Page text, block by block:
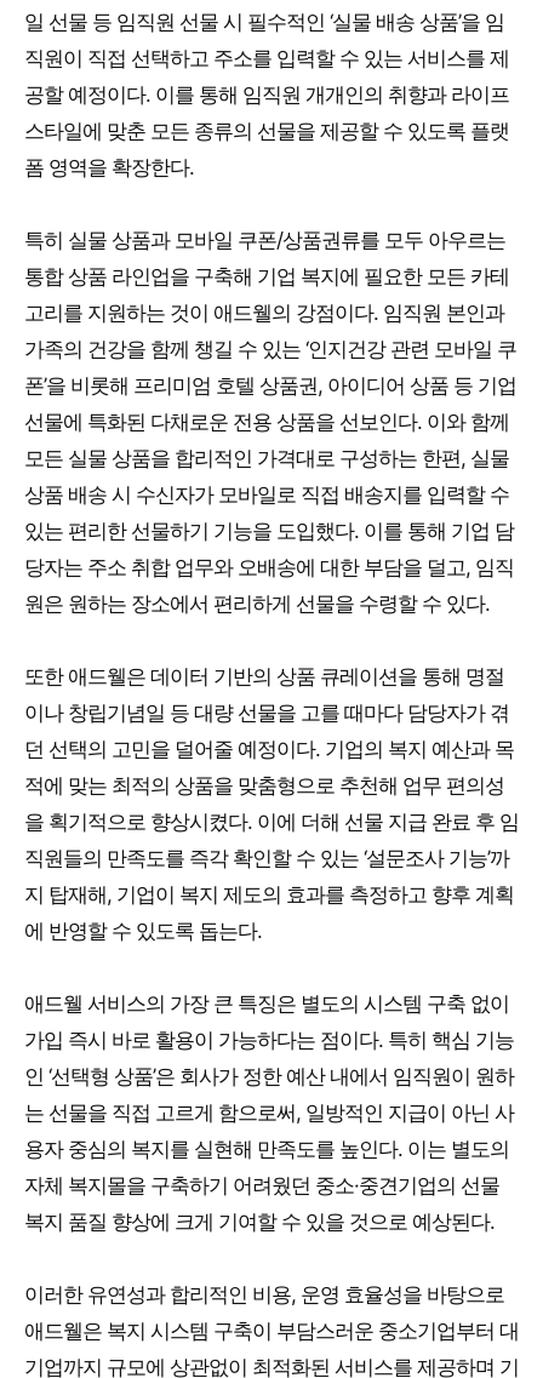
일 선물 등 임직원 선물 시 필수적인 ‘실물 배송 상품’을 임
직원이 직접 선택하고 주소를 입력할 수 있는 서비스를 제
공할 예정이다. 이를 통해 임직원 개개인의 취향과 라이프
스타일에 맞춘 모든 종류의 선물을 제공할 수 있도록 플랫
폼 영역을 확장한다.
특히 실물 상품과 모바일 쿠폰/상품권류를 모두 아우르는
통합 상품 라인업을 구축해 기업 복지에 필요한 모든 카테
고리를 지원하는 것이 애드웰의 강점이다. 임직원 본인과
가족의 건강을 함께 챙길 수 있는 ‘인지건강 관련 모바일 쿠
폰’을 비롯해 프리미엄 호텔 상품권, 아이디어 상품 등 기업
선물에 특화된 다채로운 전용 상품을 선보인다. 이와 함께
모든 실물 상품을 합리적인 가격대로 구성하는 한편, 실물
상품 배송 시 수신자가 모바일로 직접 배송지를 입력할 수
있는 편리한 선물하기 기능을 도입했다. 이를 통해 기업 담
당자는 주소 취합 업무와 오배송에 대한 부담을 덜고, 임직
원은 원하는 장소에서 편리하게 선물을 수령할 수 있다.
또한 애드웰은 데이터 기반의 상품 큐레이션을 통해 명절
이나 창립기념일 등 대량 선물을 고를 때마다 담당자가 겪
던 선택의 고민을 덜어줄 예정이다. 기업의 복지 예산과 목
적에 맞는 최적의 상품을 맞춤형으로 추천해 업무 편의성
을 획기적으로 향상시켰다. 이에 더해 선물 지급 완료 후 임
직원들의 만족도를 즉각 확인할 수 있는 ‘설문조사 기능’까
지 탑재해, 기업이 복지 제도의 효과를 측정하고 향후 계획
에 반영할 수 있도록 돕는다.
애드웰 서비스의 가장 큰 특징은 별도의 시스템 구축 없이
가입 즉시 바로 활용이 가능하다는 점이다. 특히 핵심 기능
인 ‘선택형 상품’은 회사가 정한 예산 내에서 임직원이 원하
는 선물을 직접 고르게 함으로써, 일방적인 지급이 아닌 사
용자 중심의 복지를 실현해 만족도를 높인다. 이는 별도의
자체 복지몰을 구축하기 어려웠던 중소·중견기업의 선물
복지 품질 향상에 크게 기여할 수 있을 것으로 예상된다.
이러한 유연성과 합리적인 비용, 운영 효율성을 바탕으로
애드웰은 복지 시스템 구축이 부담스러운 중소기업부터 대
기업까지 규모에 상관없이 최적화된 서비스를 제공하며 기